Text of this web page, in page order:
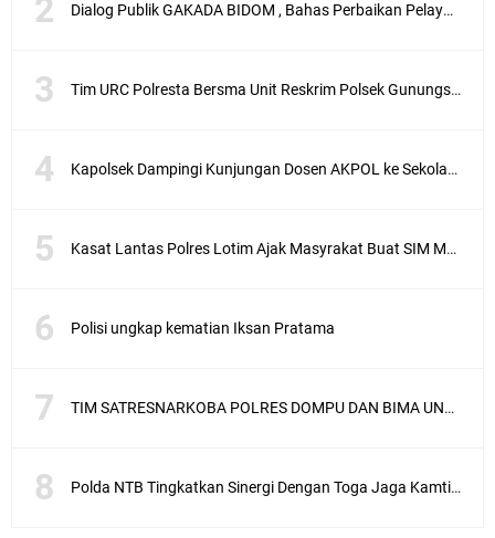
Dialog Publik GAKADA BIDOM , Bahas Perbaikan Pelayanan Medis di NTB
Tim URC Polresta Bersma Unit Reskrim Polsek Gunungsari Tangkap Pelaku Curanmor
Kapolsek Dampingi Kunjungan Dosen AKPOL ke Sekolah Rakyat Gunungsari
Kasat Lantas Polres Lotim Ajak Masyrakat Buat SIM Melalui SATPAS Bukan Calo
Polisi ungkap kematian Iksan Pratama
TIM SATRESNARKOBA POLRES DOMPU DAN BIMA UNGKAP KASUS NARKOBA VIA JASA PENGIRIMAN BARANG JNE
Polda NTB Tingkatkan Sinergi Dengan Toga Jaga Kamtibmas